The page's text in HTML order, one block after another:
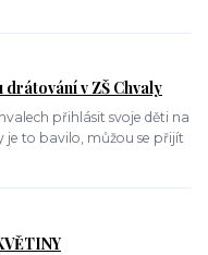
v ZŠ Chvaly
přihlásit svoje děti na
je to bavilo, můžou se přijít